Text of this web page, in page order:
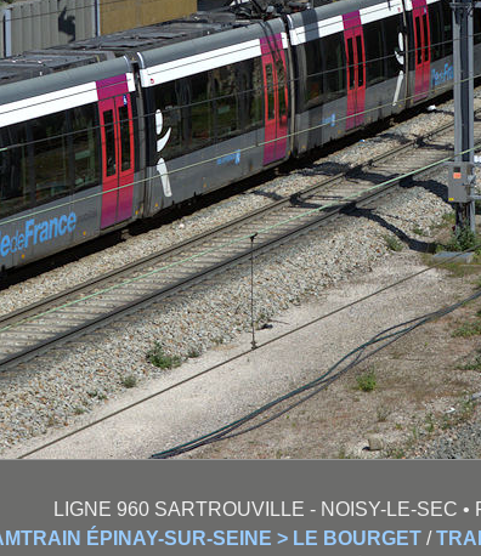
LIGNE 960 SARTROUVILLE - NOISY-LE-SEC
ÉPINAY-SUR-SEINE > LE BOURGET /